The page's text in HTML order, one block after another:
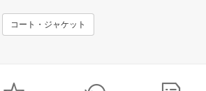
コート・ジャケット